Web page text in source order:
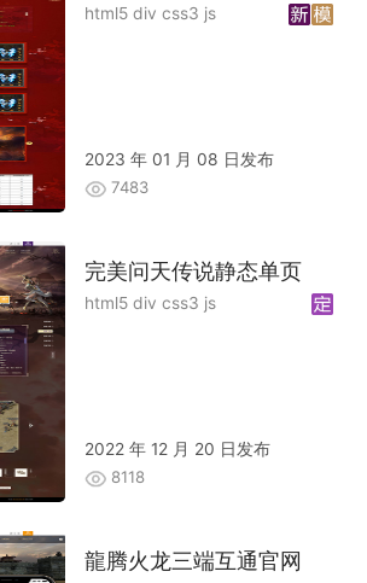
html5 div css3 js
2023 年 01 月 08 日发布
7483
完美问天传说静态单页
html5 div css3 js
2022 年 12 月 20 日发布
8118
龍腾火龙三端互通官网